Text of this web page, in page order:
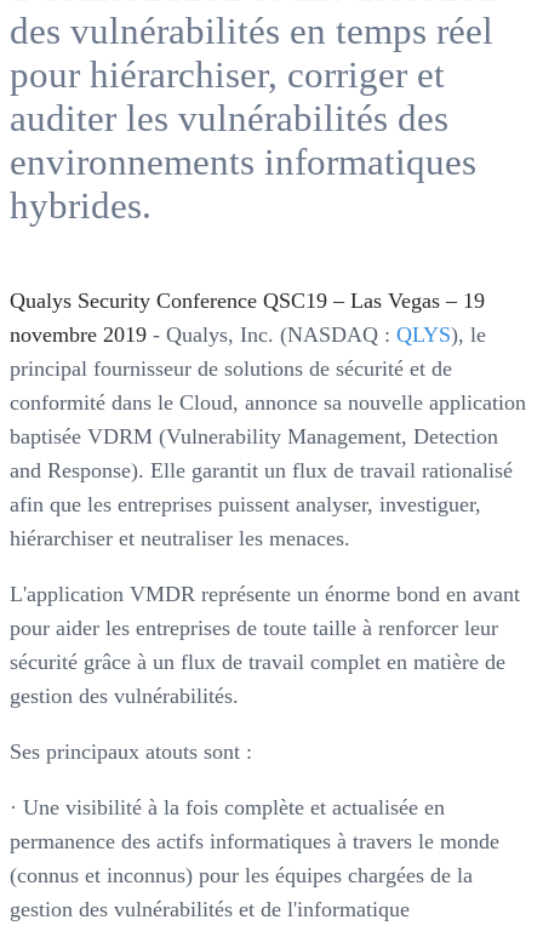
des vulnérabilités en temps réel
pour hiérarchiser, corriger et
auditer les vulnérabilités des
environnements informatiques
hybrides.
Qualys Security Conference QSC19 – Las Vegas – 19
novembre 2019 - Qualys, Inc. (NASDAQ : QLYS), le
principal fournisseur de solutions de sécurité et de
conformité dans le Cloud, annonce sa nouvelle application
baptisée VDRM (Vulnerability Management, Detection
and Response). Elle garantit un flux de travail rationalisé
afin que les entreprises puissent analyser, investiguer,
hiérarchiser et neutraliser les menaces.
L'application VMDR représente un énorme bond en avant
pour aider les entreprises de toute taille à renforcer leur
sécurité grâce à un flux de travail complet en matière de
gestion des vulnérabilités.
Ses principaux atouts sont :
· Une visibilité à la fois complète et actualisée en
permanence des actifs informatiques à travers le monde
(connus et inconnus) pour les équipes chargées de la
gestion des vulnérabilités et de l'informatique